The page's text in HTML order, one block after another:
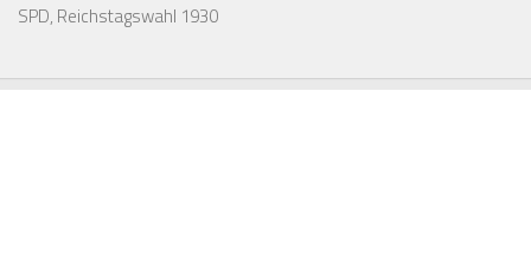
SPD, Reichstagswahl 1930